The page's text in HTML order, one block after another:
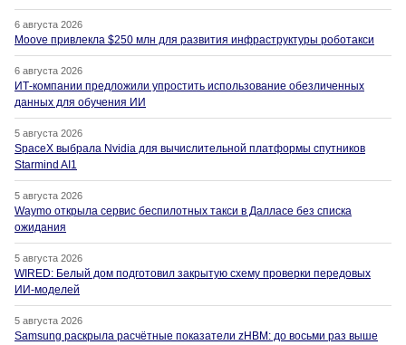
6 августа 2026
Moove привлекла $250 млн для развития инфраструктуры роботакси
6 августа 2026
ИТ-компании предложили упростить использование обезличенных
данных для обучения ИИ
5 августа 2026
SpaceX выбрала Nvidia для вычислительной платформы спутников
Starmind AI1
5 августа 2026
Waymo открыла сервис беспилотных такси в Далласе без списка
ожидания
5 августа 2026
WIRED: Белый дом подготовил закрытую схему проверки передовых
ИИ-моделей
5 августа 2026
Samsung раскрыла расчётные показатели zHBM: до восьми раз выше